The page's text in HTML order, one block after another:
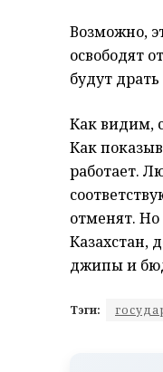
Возможно,
освободят
будут
Как видим,
Как
работает.
отменят.
Казахстан,
джипы и
Тэги: